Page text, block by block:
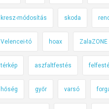
kresz-módosítás skoda
Velencei-tó hoax ZalaZONE
térkép aszfaltfestés
hőség győr varsó